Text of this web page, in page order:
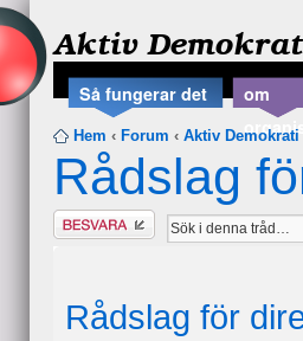
Aktiv
Så fungerar det
om
Hem ‹ Forum ‹ Aktiv Demokrati
Rådslag
Besvara
Rådslag för